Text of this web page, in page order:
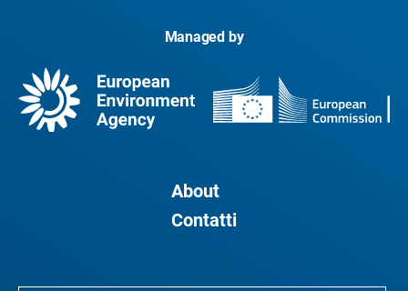
Managed by
About
Contatti